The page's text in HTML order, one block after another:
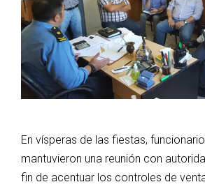
En vísperas de las fiestas,
mantuvieron una reunión con
fin de acentuar los controles de